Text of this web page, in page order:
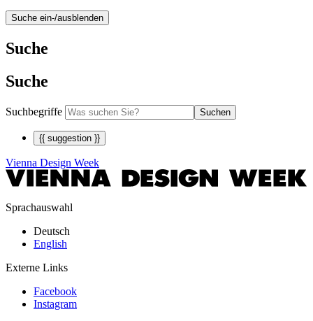
Suche ein-/ausblenden
Suche
Suche
Suchbegriffe Suchen
{{ suggestion }}
Vienna Design Week
Sprachauswahl
Deutsch
English
Externe Links
Facebook
Instagram